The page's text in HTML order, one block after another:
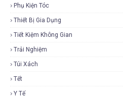
Phụ Kiện Tóc
Thiết Bị Gia Dụng
Tiết Kiệm Không Gian
Trải Nghiệm
Túi Xách
Tết
Y Tế